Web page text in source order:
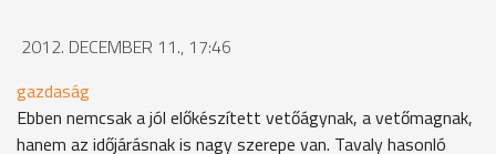
2012. DECEMBER 11., 17:46
gazdaság
Ebben nemcsak a jól előkészített vetőágynak, a vetőmagnak,
hanem az időjárásnak is nagy szerepe van. Tavaly hasonló